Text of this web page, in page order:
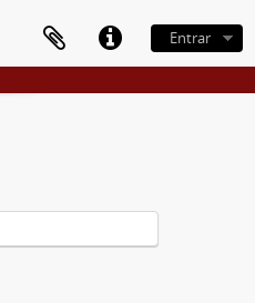
Entrar